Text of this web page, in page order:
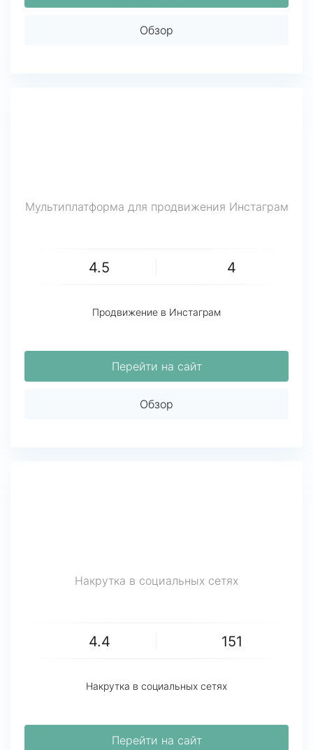
Обзор
Мультиплатформа для продвижения Инстаграм
4.5 4
Продвижение в Инстаграм
Перейти на сайт
Обзор
Накрутка в социальных сетях
4.4 151
Накрутка в социальных сетях
Перейти на сайт